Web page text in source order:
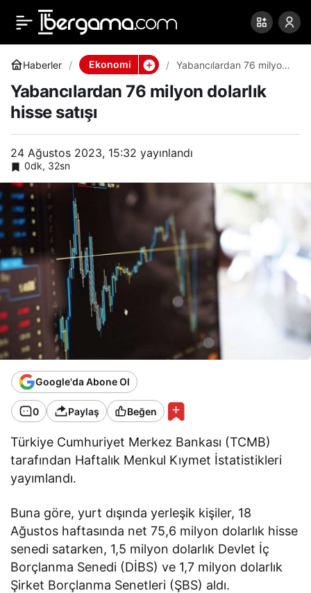
Haberler Ekonomi
Yabancılardan 76 milyon
Yabancılardan 76 milyon dolarlık
hisse satışı
24 Ağustos 2023, 15:32 yayınlandı
0dk, 32sn
Google'da Abone Ol
0 Paylaş Beğen
Türkiye Cumhuriyet Merkez Bankası (TCMB)
tarafından Haftalık Menkul Kıymet İstatistikleri
yayımlandı.
Buna göre, yurt dışında yerleşik kişiler, 18
Ağustos haftasında net 75,6 milyon dolarlık hisse
senedi satarken, 1,5 milyon dolarlık Devlet İç
Borçlanma Senedi (DİBS) ve 1,7 milyon dolarlık
Şirket Borçlanma Senetleri (ŞBS) aldı.
Yabancılardan 76 milyon
dolarlık hisse satışı
0 Paylaş